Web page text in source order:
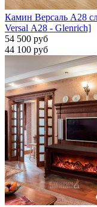
Камин Версаль A28
Versal А28 - Glenrich]
54 500 руб
44 100 руб